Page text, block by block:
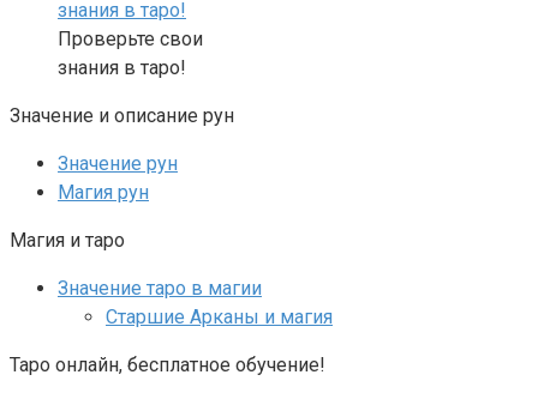
Проверьте свои
знания в таро!
Значение и описание рун
Значение рун
Магия рун
Магия и таро
Значение таро в магии
Старшие Арканы и магия
Таро онлайн, бесплатное обучение!